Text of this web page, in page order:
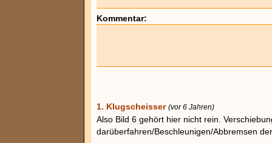
Kommentar:
1. Klugscheisser (vor 6 Jahren)
Also Bild 6 gehört hier nicht rein.
darüberfahren/Beschleunigen/Abbremsen